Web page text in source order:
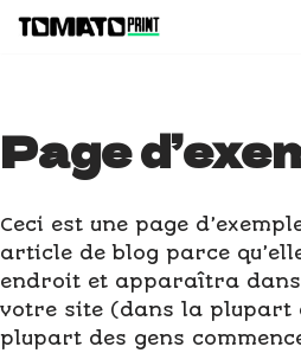
Page
Ceci est une page
article de blog parce
endroit et apparaîtra
votre site (dans la plupart
plupart des gens